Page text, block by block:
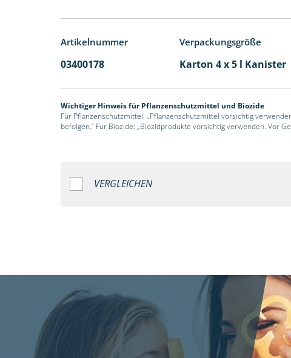
Artikelnummer Verpackungsgröße
03400178 Karton 4 x 5 l Kanister
Wichtiger Hinweis für Pflanzenschutzmittel und Biozide
Für Pflanzenschutzmittel: „Pflanzenschutzmittel vorsichtig
befolgen.“ Für Biozide: „Biozidprodukte vorsichtig verwenden. Vor
VERGLEICHEN